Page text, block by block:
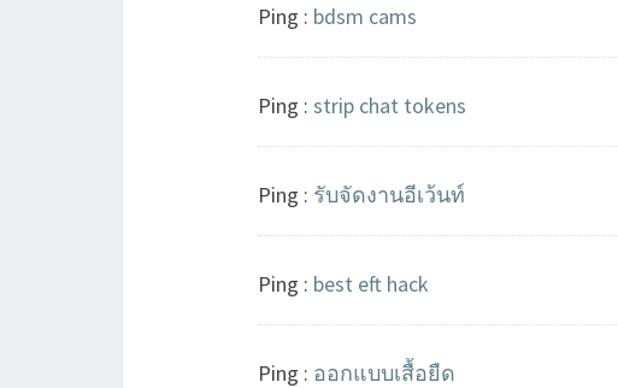
Ping : bdsm cams
Ping : strip chat tokens
Ping : รับจัดงานอีเว้นท์
Ping : best eft hack
Ping : ออกแบบเสื้อยืด